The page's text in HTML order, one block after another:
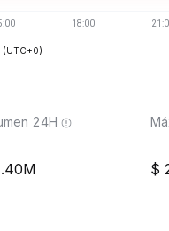
(UTC+0)
24H